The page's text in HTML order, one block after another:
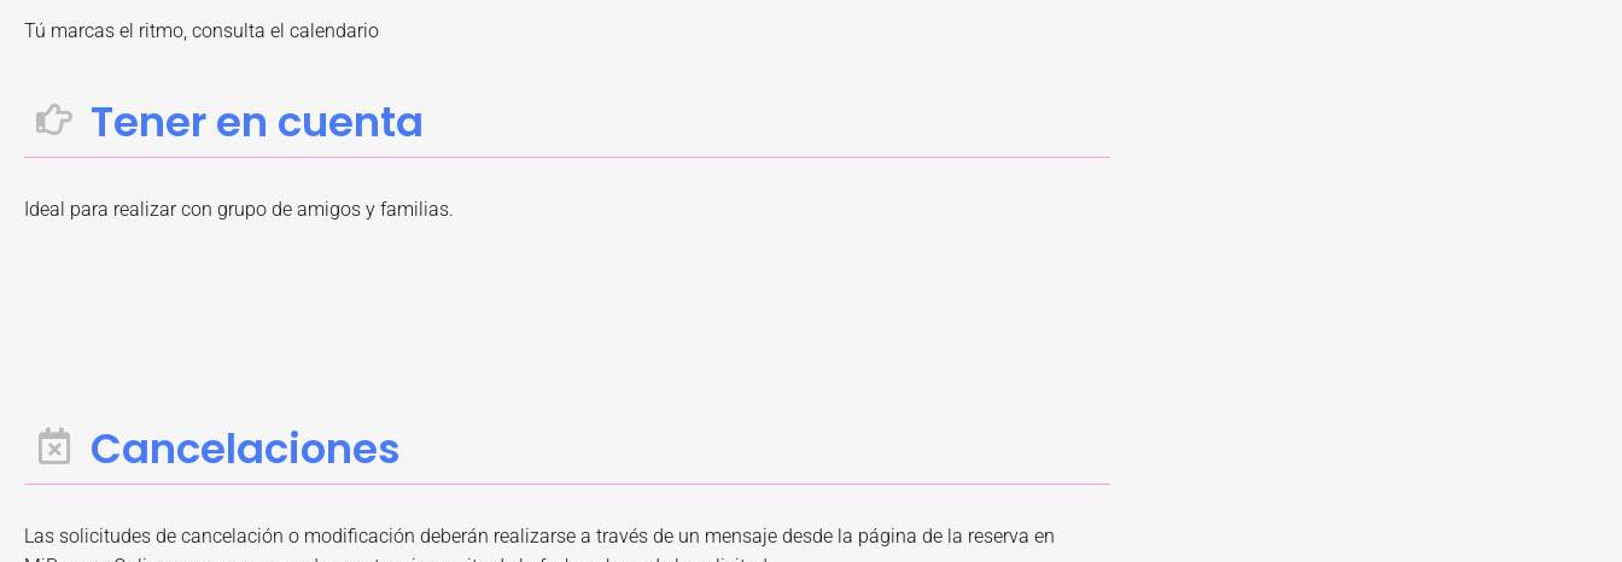
Tú marcas el ritmo, consulta el calendario
Tener en cuenta
Ideal para realizar con grupo de amigos y familias.
Cancelaciones
Las solicitudes de cancelación o modificación deberán realizarse a través de un mensaje desde la página de la reserva en